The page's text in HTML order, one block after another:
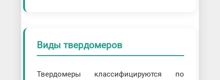
Виды твердомеров
Твердомеры классифицируются по